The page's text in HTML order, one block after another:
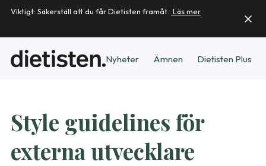
Viktigt: Säkerställ att du får Dietisten framåt. Läs mer
Nyheter Ämnen Dietisten Plus
Style guidelines för
externa utvecklare